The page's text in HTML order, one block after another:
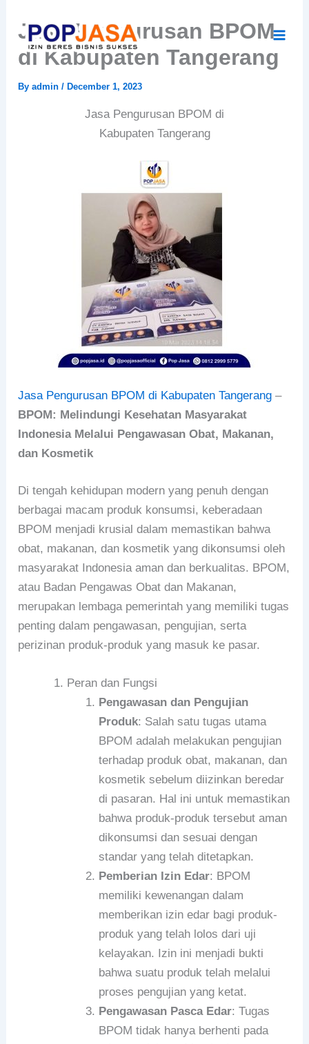
content
Jasa Pengurusan BPOM
di Kabupaten Tangerang
Byadmin/December 1, 2023
Jasa Pengurusan BPOM di
Kabupaten Tangerang
Jasa Pengurusan BPOM di Kabupaten Tangerang –
BPOM: Melindungi Kesehatan Masyarakat
Indonesia Melalui Pengawasan Obat, Makanan,
dan Kosmetik
Di tengah kehidupan modern yang penuh dengan
berbagai macam produk konsumsi, keberadaan
BPOM menjadi krusial dalam memastikan bahwa
obat, makanan, dan kosmetik yang dikonsumsi oleh
masyarakat Indonesia aman dan berkualitas. BPOM,
atau Badan Pengawas Obat dan Makanan,
merupakan lembaga pemerintah yang memiliki tugas
penting dalam pengawasan, pengujian, serta
perizinan produk-produk yang masuk ke pasar.
Peran dan Fungsi
Pengawasan dan Pengujian
Produk: Salah satu tugas utama
BPOM adalah melakukan pengujian
terhadap produk obat, makanan, dan
kosmetik sebelum diizinkan beredar
di pasaran. Hal ini untuk memastikan
bahwa produk-produk tersebut aman
dikonsumsi dan sesuai dengan
standar yang telah ditetapkan.
Pemberian Izin Edar: BPOM
memiliki kewenangan dalam
memberikan izin edar bagi produk-
produk yang telah lolos dari uji
kelayakan. Izin ini menjadi bukti
bahwa suatu produk telah melalui
proses pengujian yang ketat.
Pengawasan Pasca Edar: Tugas
BPOM tidak hanya berhenti pada